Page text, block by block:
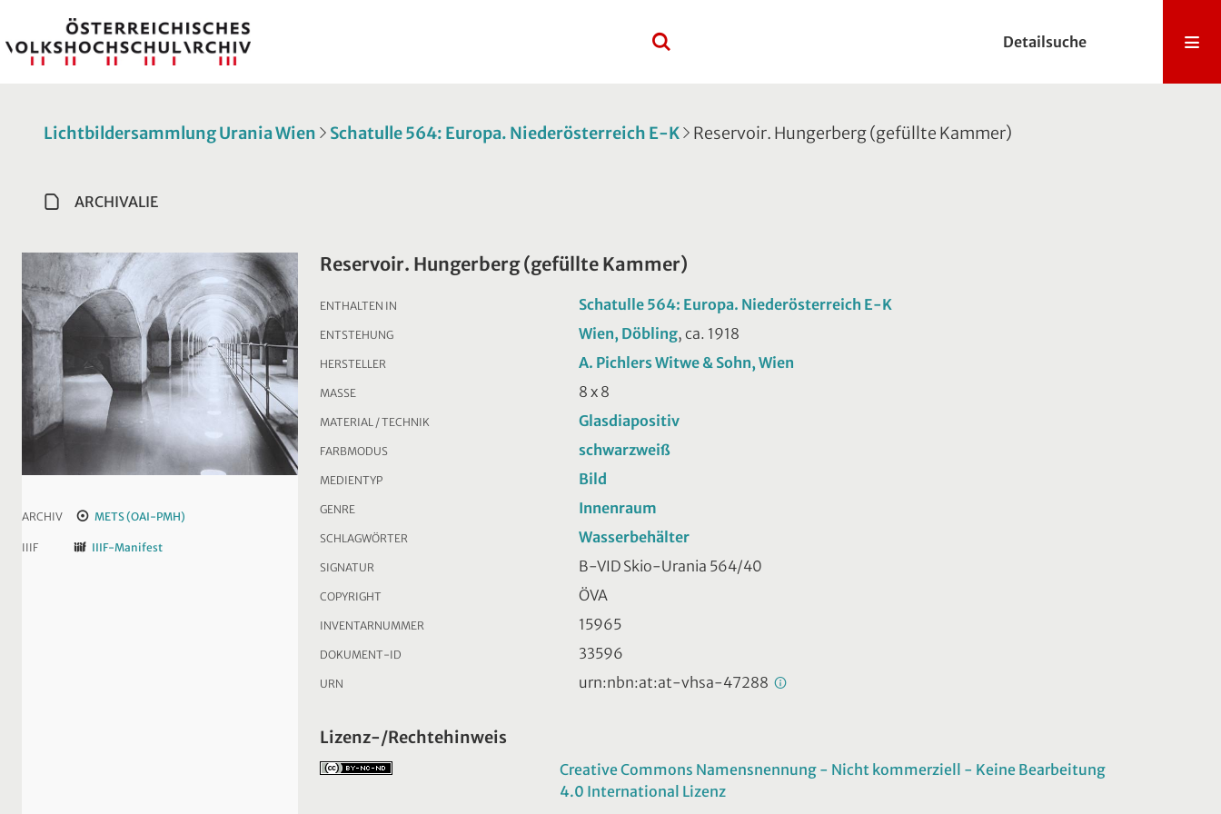
Detailsuche
Lichtbildersammlung Urania Wien Schatulle 564: Europa. Niederösterreich E-K Reservoir. Hungerberg (gefüllte Kammer)
ARCHIVALIE
ARCHIV METS (OAI-PMH)
IIIF IIIF-Manifest
Reservoir. Hungerberg (gefüllte Kammer)
ENTHALTEN IN Schatulle 564: Europa. Niederösterreich E-K
ENTSTEHUNG Wien, Döbling, ca. 1918
HERSTELLER A. Pichlers Witwe & Sohn, Wien
MASSE 8 x 8
MATERIAL / TECHNIK Glasdiapositiv
FARBMODUS schwarzweiß
MEDIENTYP Bild
GENRE Innenraum
SCHLAGWÖRTER Wasserbehälter
SIGNATUR B-VID Skio-Urania 564/40
COPYRIGHT ÖVA
INVENTARNUMMER 15965
DOKUMENT-ID 33596
URN urn:nbn:at:at-vhsa-47288
Lizenz-/Rechtehinweis
Creative Commons Namensnennung - Nicht kommerziell - Keine Bearbeitung
4.0 International Lizenz